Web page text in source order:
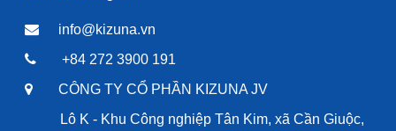
info@kizuna.vn
+84 272 3900 191
CÔNG TY CỔ PHẦN KIZUNA JV
Lô K - Khu Công nghiệp Tân Kim, xã Cần Giuộc,